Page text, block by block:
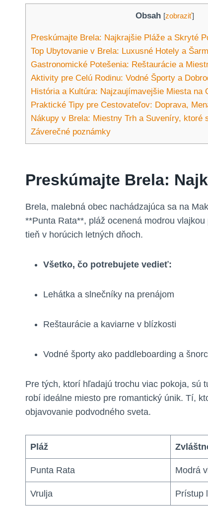
Obsah [zobraziť]
Preskúmajte Brela: Najkrajšie Pláže a Skryté
Top Ubytovanie v Brela: Luxusné Hotely a
Gastronomické Potešenia: Reštaurácie a
Aktivity pre Celú Rodinu: Vodné Športy a
História a Kultúra: Najzaujímavejšie Miesta na
Praktické Tipy pre Cestovateľov: Doprava,
Nákupy v Brela: Miestny Trh a Suveníry, ktoré
Záverečné poznámky
Preskúmajte Brela:
Brela, malebná obec nachádzajúca sa na
**Punta Rata**, pláž ocenená modrou
tieň v horúcich letných dňoch.
Všetko, čo potrebujete vedieť:
Lehátka a slnečníky na prenájom
Reštaurácie a kaviarne v blízkosti
Vodné športy ako paddleboarding a
Pre tých, ktorí hľadajú trochu viac pokoja, sú
robí ideálne miesto pre romantický únik. Tí,
objavovanie podvodného sveta.
Pláž
Punta Rata Modrá
Vrulja Prístup